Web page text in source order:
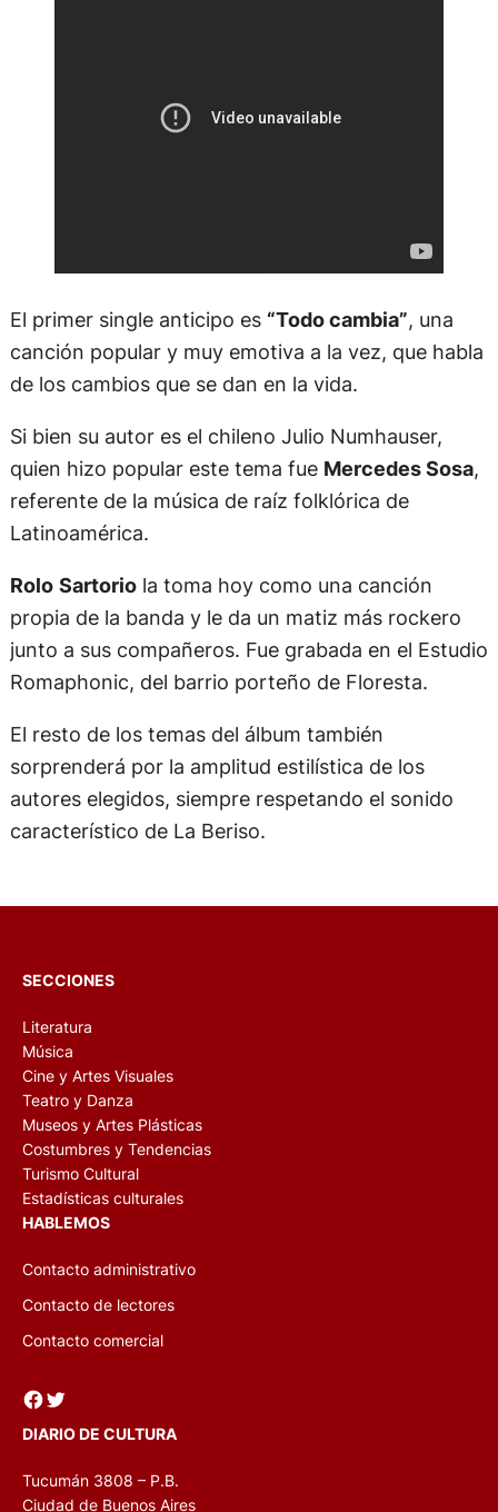
El primer single anticipo es “Todo cambia”, una
canción popular y muy emotiva a la vez, que habla
de los cambios que se dan en la vida.
Si bien su autor es el chileno Julio Numhauser,
quien hizo popular este tema fue Mercedes Sosa,
referente de la música de raíz folklórica de
Latinoamérica.
Rolo Sartoriola toma hoy como una canción
propia de la banda y le da un matiz más rockero
junto a sus compañeros. Fue grabada en el Estudio
Romaphonic, del barrio porteño de Floresta.
El resto de los temas del álbum también
sorprenderá por la amplitud estilística de los
autores elegidos, siempre respetando el sonido
característico de La Beriso.
SECCIONES
Literatura
Música
Cine y Artes Visuales
Teatro y Danza
Museos y Artes Plásticas
Costumbres y Tendencias
Turismo Cultural
Estadísticas culturales
HABLEMOS
Contacto administrativo
Contacto de lectores
Contacto comercial
Facebook Twitter
DIARIO DE CULTURA
Tucumán 3808 – P.B.
Ciudad de Buenos Aires